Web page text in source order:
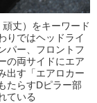
丈）をキーワード
りではヘッドライ
パー、フロントフ
の両サイドにエア
出す「エアロカー
たらすDピラー部
ている